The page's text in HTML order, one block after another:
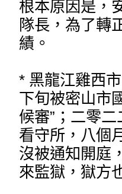
根本原因是，
隊長，為了轉
績。
* 黑龍江雞西
下旬被密山市
候審”；二零
看守所，八個
沒被通知開庭
來監獄，獄方